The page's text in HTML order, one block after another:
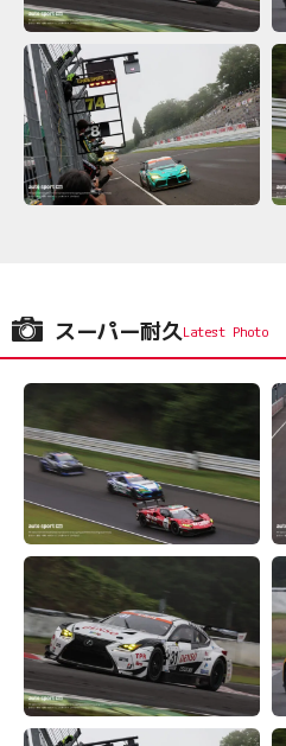
スーパー耐久